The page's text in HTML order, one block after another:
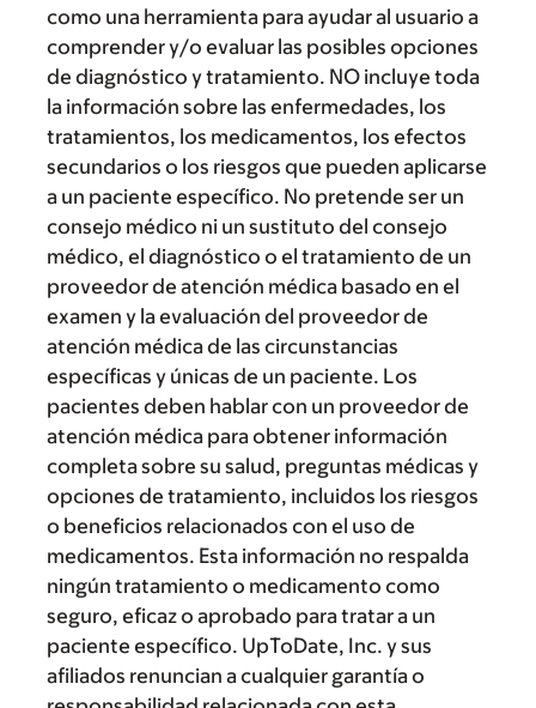
como una herramienta para ayudar al usuario a
comprender y/o evaluar las posibles opciones
de diagnóstico y tratamiento. NO incluye toda
la información sobre las enfermedades, los
tratamientos, los medicamentos, los efectos
secundarios o los riesgos que pueden aplicarse
a un paciente específico. No pretende ser un
consejo médico ni un sustituto del consejo
médico, el diagnóstico o el tratamiento de un
proveedor de atención médica basado en el
examen y la evaluación del proveedor de
atención médica de las circunstancias
específicas y únicas de un paciente. Los
pacientes deben hablar con un proveedor de
atención médica para obtener información
completa sobre su salud, preguntas médicas y
opciones de tratamiento, incluidos los riesgos
o beneficios relacionados con el uso de
medicamentos. Esta información no respalda
ningún tratamiento o medicamento como
seguro, eficaz o aprobado para tratar a un
paciente específico. UpToDate, Inc. y sus
afiliados renuncian a cualquier garantía o